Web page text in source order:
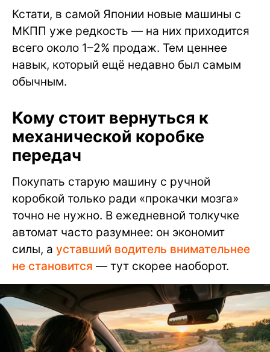
Кстати, в самой Японии новые машины с
МКПП уже редкость — на них приходится
всего около 1–2% продаж. Тем ценнее
навык, который ещё недавно был самым
обычным.
Кому стоит вернуться к
механической коробке
передач
Покупать старую машину с ручной
коробкой только ради «прокачки мозга»
точно не нужно. В ежедневной толкучке
автомат часто разумнее: он экономит
силы, а уставший водитель внимательнее
не становится — тут скорее наоборот.